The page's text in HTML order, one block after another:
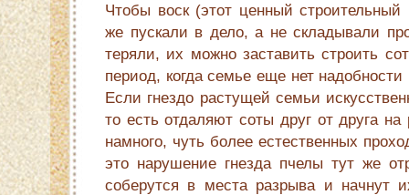
Чтобы воск (этот ценный
же пускали в дело, а не складывали
теряли, их можно заставить строить
период, когда семье еще нет
Если гнездо растущей семьи
то есть отдаляют соты друг от друга
намного, чуть более естественных
это нарушение гнезда пчелы тут же
соберутся в места разрыва и начнут